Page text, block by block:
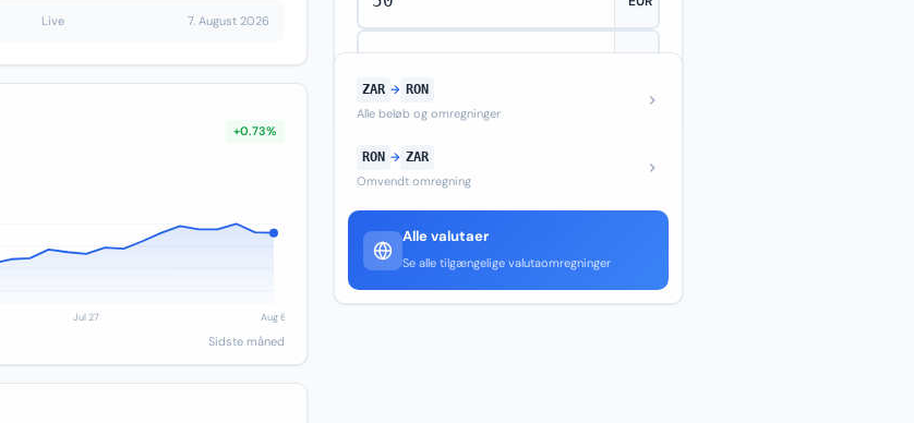
Live 7. August 2026
+0.73%
Sidste måned
ZAR → RON
Alle beløb og omregninger
RON → ZAR
Omvendt omregning
Alle valutaer
Se alle tilgængelige valutaomregninger